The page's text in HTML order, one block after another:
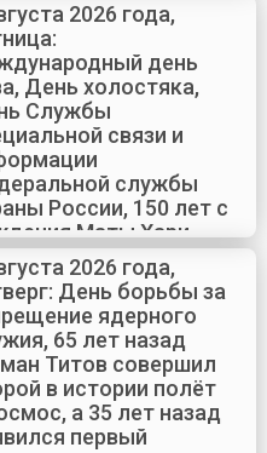
2026 года,
день
День холостяка,
Службы
связи и
службы
России, 150 лет с
Маты Хари
2026 года,
День борьбы за
ядерного
65 лет назад
Титов совершил
в истории полёт
а 35 лет назад
первый